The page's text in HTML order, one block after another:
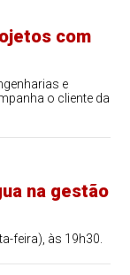
com
e
o cliente da
na gestão
feira), às 19h30.